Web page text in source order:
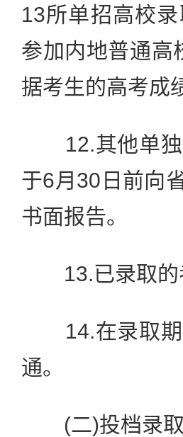
13所单招高校
参加内地普通高
据考生的高考成
12.其他单独
于6月30日前向
书面报告。
13.已录取的
14.在录取期
通。
(二)投档录取